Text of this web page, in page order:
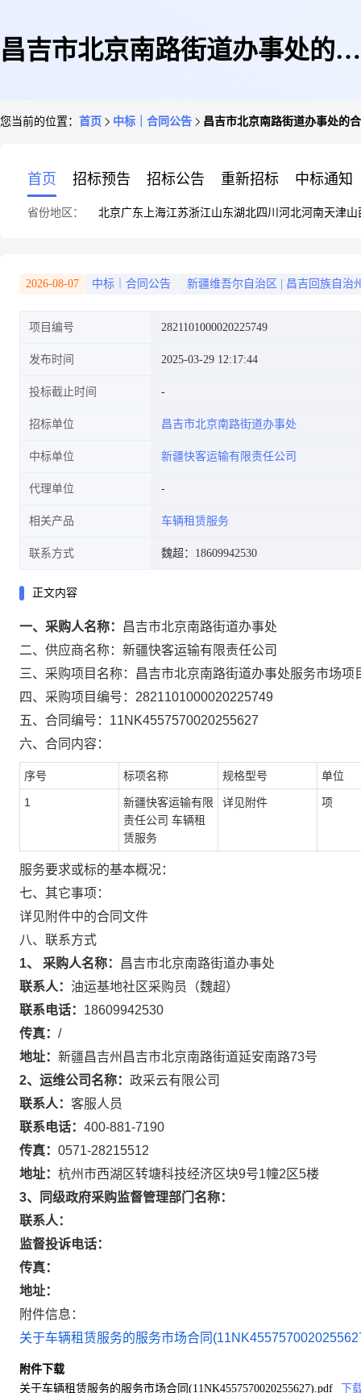
昌吉市北京南路街道办事处的合
您当前的位置： 首页 中标｜合同公告 昌吉市北京南路街道办事处的
首页 招标预告 招标公告 重新招标 中标通知
省份地区： 北京广东 上海江苏浙江山东湖北四川 河北河南天津山
2026-08-07 中标｜合同公告 新疆维吾尔自治区 昌吉回族自治
项目编号 2821101000020225749
发布时间 2025-03-29 12:17:44
投标截止时间
招标单位 昌吉市北京南路街道办事处
中标单位 新疆快客运输有限责任公司
代理单位
相关产品 车辆租赁服务
联系方式 魏超：18609942530
正文内容
一、采购人名称：
昌吉市北京南路街道办事处
二、供应商名称： 新疆快客运输有限责任公司
三、采购项目名称：
昌吉市北京南路街道办事处服务市场项
四、采购项目编号： 2821101000020225749
五、合同编号： 11NK4557570020255627
六、合同内容：
序号 标项名称 规格型号 单位
1
新疆快客运输有限
责任公司 车辆租
赁服务
详见附件 项
服务要求或标的基本概况：
七、其它事项：
详见附件中的合同文件
八、联系方式
1、 采购人名称：
昌吉市北京南路街道办事处
联系人： 油运基地社区采购员（魏超）
联系电话： 18609942530
传真： /
地址： 新疆昌吉州昌吉市北京南路街道延安南路73号
2、运维公司名称： 政采云有限公司
联系人： 客服人员
联系电话： 400-881-7190
传真： 0571-28215512
地址： 杭州市西湖区转塘科技经济区块9号1幢2区5楼
3、同级政府采购监督管理部门名称：
联系人：
监督投诉电话：
传真：
地址：
附件信息：
关于车辆租赁服务的服务市场合同
附件下载
关于车辆租赁服务的服务市场合同(11NK4557570020255627).pdf
下